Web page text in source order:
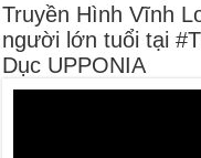
Truyền Hình Vĩnh
người lớn tuổi tại
Dục UPPONIA